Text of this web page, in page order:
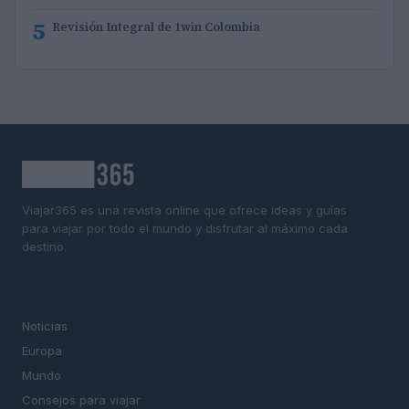
5 Revisión Integral de 1win Colombia
Viajar365 es una revista online que ofrece ideas y guías
para viajar por todo el mundo y disfrutar al máximo cada
destino.
Noticias
Europa
Mundo
Consejos para viajar